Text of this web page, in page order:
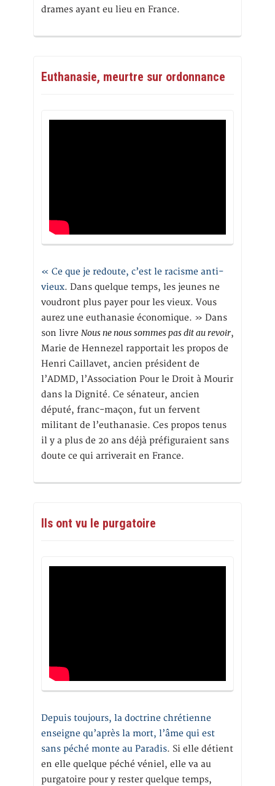
drames ayant eu lieu en France.
Euthanasie, meurtre sur ordonnance
« Ce que je redoute, c’est le racisme anti-
vieux. Dans quelque temps, les jeunes ne
voudront plus payer pour les vieux. Vous
aurez une euthanasie économique. » Dans
son livre Nous ne nous sommes pas dit au revoir,
Marie de Hennezel rapportait les propos de
Henri Caillavet, ancien président de
l’ADMD, l’Association Pour le Droit à Mourir
dans la Dignité. Ce sénateur, ancien
député, franc-maçon, fut un fervent
militant de l’euthanasie. Ces propos tenus
il y a plus de 20 ans déjà préfiguraient sans
doute ce qui arriverait en France.
Ils ont vu le purgatoire
Depuis toujours, la doctrine chrétienne
enseigne qu’après la mort, l’âme qui est
sans péché monte au Paradis. Si elle détient
en elle quelque péché véniel, elle va au
purgatoire pour y rester quelque temps,